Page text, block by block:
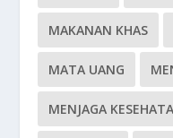
MAKANAN KHAS
MATA UANG
MENJAGA